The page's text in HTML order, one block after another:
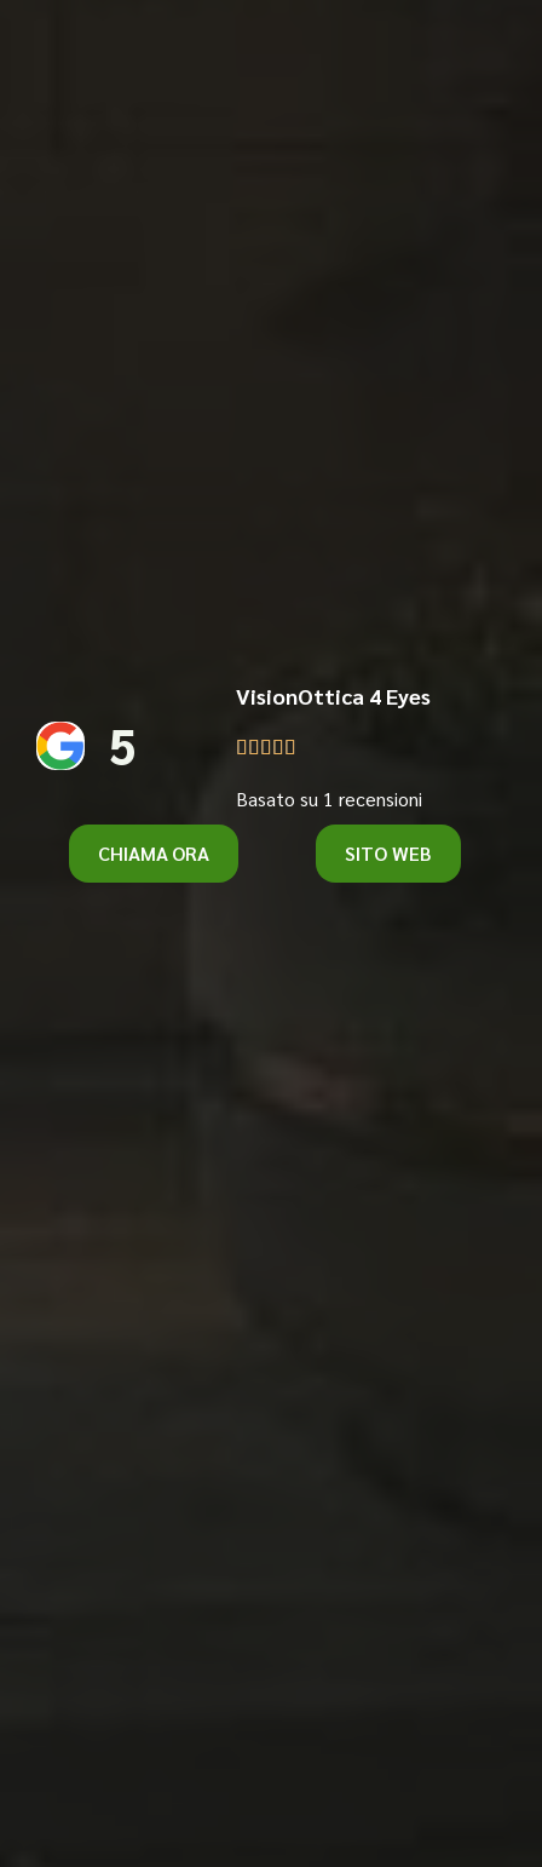
5
VisionOttica 4 Eyes
    
Basato su 1 recensioni
CHIAMA ORA SITO WEB